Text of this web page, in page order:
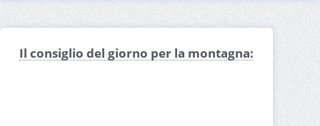
Il consiglio del giorno per la montagna: